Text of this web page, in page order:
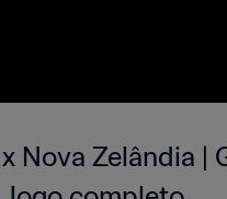
Nova Zelândia |